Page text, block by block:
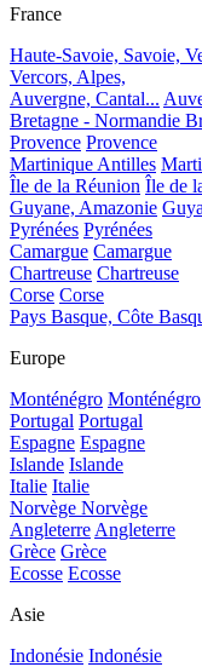
France
Haute-Savoie, Savoie,
Vercors, Alpes,
Auvergne, Cantal...
Bretagne - Normandie
Provence Provence
Martinique Antilles
Île de la Réunion Île de
Guyane, Amazonie
Pyrénées Pyrénées
Camargue Camargue
Chartreuse Chartreuse
Corse Corse
Pays Basque, Côte
Europe
Monténégro Monténégro
Portugal Portugal
Espagne Espagne
Islande Islande
Italie Italie
Norvège Norvège
AngleterreAngleterre
Grèce Grèce
Ecosse Ecosse
Asie
Indonésie Indonésie